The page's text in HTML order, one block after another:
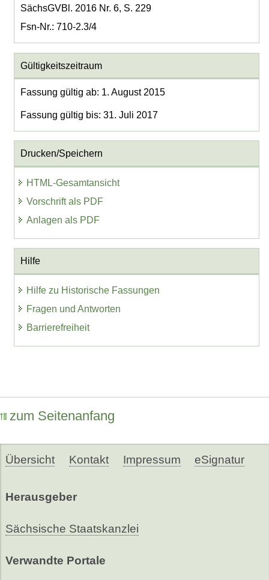
SächsGVBl. 2016 Nr. 6, S. 229
Fsn-Nr.: 710-2.3/4
Gültigkeitszeitraum
Fassung gültig ab: 1. August 2015
Fassung gültig bis: 31. Juli 2017
Drucken/Speichern
HTML-Gesamtansicht
Vorschrift als PDF
Anlagen als PDF
Hilfe
Hilfe zu Historische Fassungen
Fragen und Antworten
Barrierefreiheit
zum Seitenanfang
Übersicht Kontakt Impressum eSignatur
Herausgeber
Sächsische Staatskanzlei
Verwandte Portale